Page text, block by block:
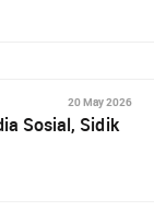
20 May 2026
Sosial, Sidik